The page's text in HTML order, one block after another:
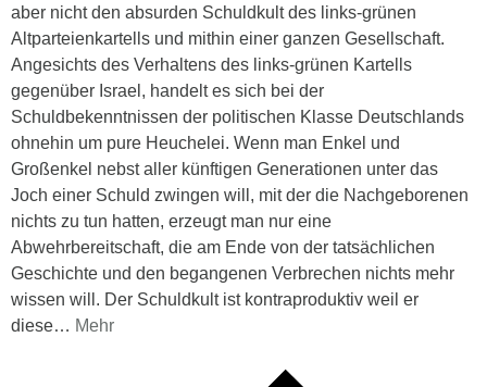
aber nicht den absurden Schuldkult des links-grünen
Altparteienkartells und mithin einer ganzen Gesellschaft.
Angesichts des Verhaltens des links-grünen Kartells
gegenüber Israel, handelt es sich bei der
Schuldbekenntnissen der politischen Klasse Deutschlands
ohnehin um pure Heuchelei. Wenn man Enkel und
Großenkel nebst aller künftigen Generationen unter das
Joch einer Schuld zwingen will, mit der die Nachgeborenen
nichts zu tun hatten, erzeugt man nur eine
Abwehrbereitschaft, die am Ende von der tatsächlichen
Geschichte und den begangenen Verbrechen nichts mehr
wissen will. Der Schuldkult ist kontraproduktiv weil er
diese… Mehr